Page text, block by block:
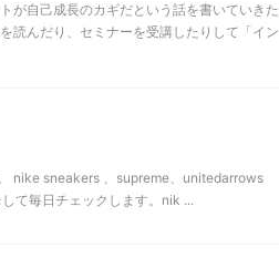
が自己成長のカギだという話を書いていきた
読んだり、セミナーを受講したりして「イン
nike sneakers 、supreme、unitedarrows
て毎日チェックします。nik ...